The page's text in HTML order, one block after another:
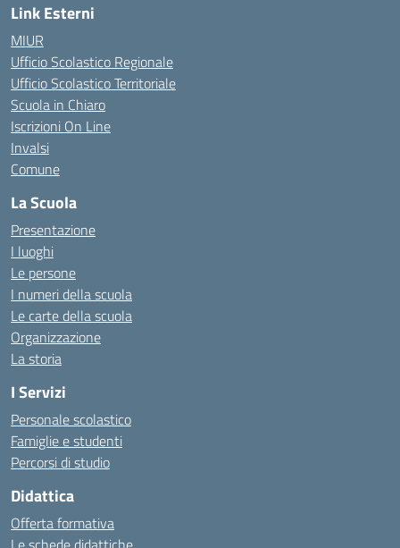
Link Esterni
MIUR
Ufficio Scolastico Regionale
Ufficio Scolastico Territoriale
Scuola in Chiaro
Iscrizioni On Line
Invalsi
Comune
La Scuola
Presentazione
I luoghi
Le persone
I numeri della scuola
Le carte della scuola
Organizzazione
La storia
I Servizi
Personale scolastico
Famiglie e studenti
Percorsi di studio
Didattica
Offerta formativa